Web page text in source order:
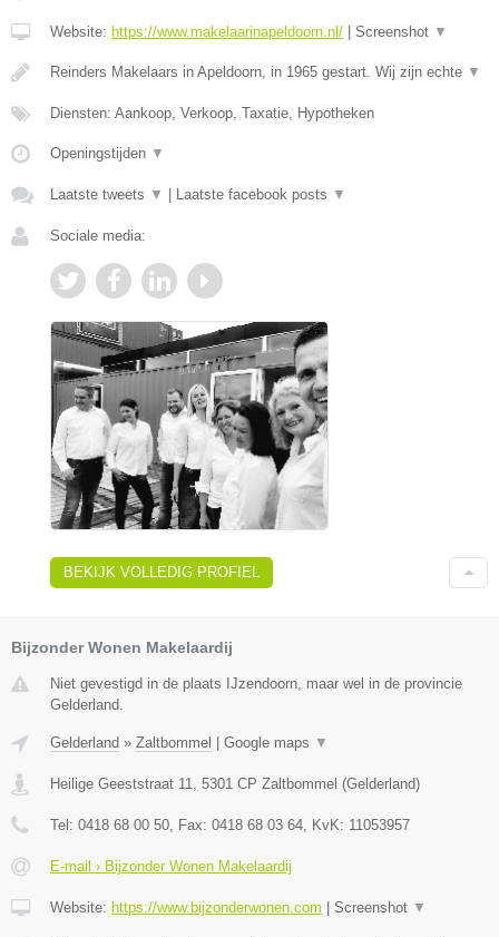
Website: https://www.makelaarinapeldoorn.nl/ Screenshot ▼
Reinders Makelaars in Apeldoorn, in 1965 gestart. Wij zijn echte ▼
Diensten: Aankoop, Verkoop, Taxatie, Hypotheken
Openingstijden ▼
Laatste tweets ▼ Laatste facebook posts ▼
Sociale media:
BEKIJK VOLLEDIG PROFIEL
Bijzonder Wonen Makelaardij
Niet gevestigd in de plaats IJzendoorn, maar wel in de provincie
Gelderland.
Gelderland » Zaltbommel | Google maps ▼
Heilige Geeststraat 11 5301 CP Zaltbommel (Gelderland)
Tel: 0418 68 00 50 , Fax: 0418 68 03 64 , KvK: 11053957
E-mail › Bijzonder Wonen Makelaardij
Website: https://www.bijzonderwonen.com | Screenshot ▼